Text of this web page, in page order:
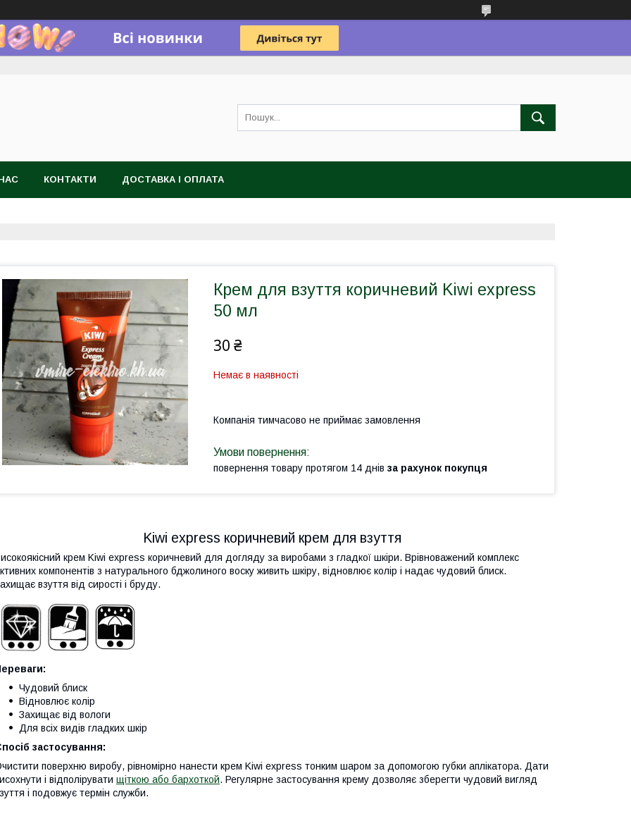
КОНТАКТИ ДОСТАВКА І ОПЛАТА
Крем для взуття коричневий Kiwi express
50 мл
30 ₴
Немає в наявності
Компанія тимчасово не приймає замовлення
повернення товару протягом 14 днів за рахунок покупця
Kiwi express коричневий крем для взуття
крем Kiwi express коричневий для догляду за виробами з гладкої шкіри. Врівноважений комплекс
компонентів з натурального бджолиного воску живить шкіру, відновлює колір і надає чудовий блиск.
взуття від сирості і бруду.
Чудовий блиск
Відновлює колір
Захищає від вологи
Для всіх видів гладких шкір
застосування:
поверхню виробу, рівномірно нанести крем Kiwi express тонким шаром за допомогою губки аплікатора. Дати
і відполірувати щіткою або бархоткой. Регулярне застосування крему дозволяє зберегти чудовий вигляд
і подовжує термін служби.